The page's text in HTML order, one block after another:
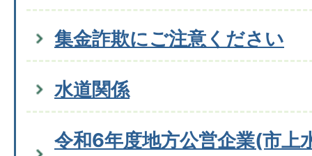
集金詐欺にご注意ください
水道関係
令和6年度地方公営企業(市上